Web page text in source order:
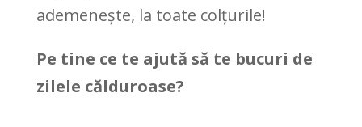
ademenește, la toate colțurile!
Pe tine ce te ajută să te bucuri de
zilele călduroase?